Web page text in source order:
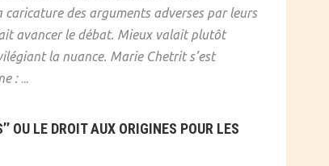
caricature des arguments adverses par leurs
avancer le débat. Mieux valait plutôt
la nuance. Marie Chetrit s’est
:...
OU LE DROIT AUX ORIGINES POUR LES